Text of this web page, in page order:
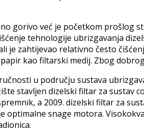
gorivo već je početkom prošlog
tehnologije ubrizgavanja
je zahtijevao relativno često
kao filtarski medij. Zbog
u području sustava
stavljen dizelski filtar za sustav
a 2009. dizelski filtar za
optimalne snage motora.